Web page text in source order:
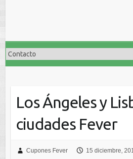
Los Ángeles y
ciudades Fever
Cupones Fever 15 diciembre,